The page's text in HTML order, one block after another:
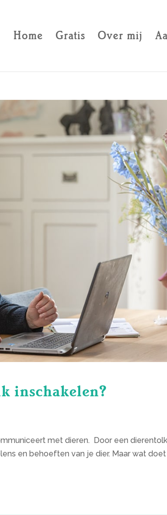
Home Gratis Over mij
inschakelen?
met dieren. Door een
en behoeften van je dier. Maar wat